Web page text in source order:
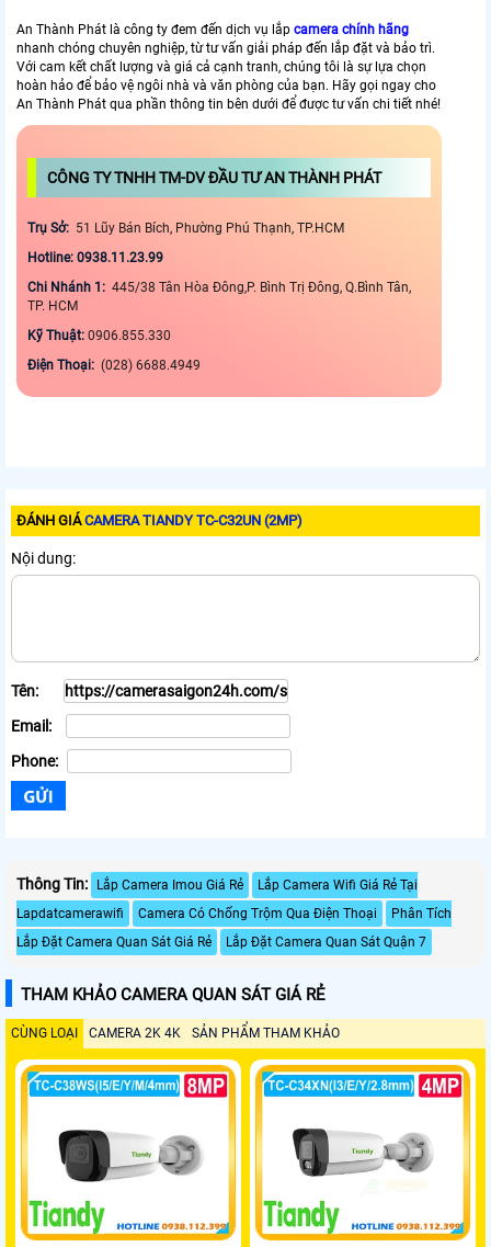
An Thành Phát là công ty đem đến dịch vụ lắp camera chính hãng
nhanh chóng chuyên nghiệp, từ tư vấn giải pháp đến lắp đặt và bảo trì.
Với cam kết chất lượng và giá cả cạnh tranh, chúng tôi là sự lựa chọn
hoàn hảo để bảo vệ ngôi nhà và văn phòng của bạn. Hãy gọi ngay cho
An Thành Phát qua phần thông tin bên dưới để được tư vấn chi tiết nhé!
CÔNG TY TNHH TM-DV ĐẦU TƯ AN THÀNH PHÁT
Trụ Sở: 51 Lũy Bán Bích, Phường Phú Thạnh, TP.HCM
Hotline: 0938.11.23.99
Chi Nhánh 1: 445/38 Tân Hòa Đông,P. Bình Trị Đông, Q.Bình Tân,
TP. HCM
Kỹ Thuật: 0906.855.330
Điện Thoại: (028) 6688.4949
ĐÁNH GIÁCAMERA TIANDY TC-C32UN (2MP)
Nội dung:
Tên:
Email:
Phone:
Thông Tin: Lắp Camera Imou Giá Rẻ
Lắp Camera Wifi Giá Rẻ Tại
Lapdatcamerawifi
Camera Có Chống Trộm Qua Điện Thoại
Phân Tích
Lắp Đặt Camera Quan Sát Giá Rẻ
Lắp Đặt Camera Quan Sát Quận 7
THAM KHẢO CAMERA QUAN SÁT GIÁ RẺ
CÙNG LOẠI CAMERA 2K 4K SẢN PHẨM THAM KHẢO